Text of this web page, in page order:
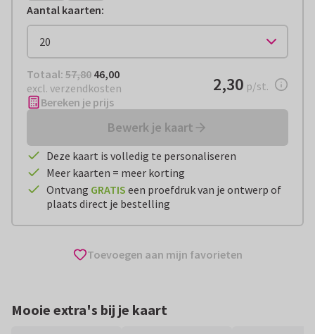
Aantal kaarten:
Totaal: € 46,00
Totaal: 57,80 46,00
excl. verzendkosten
€ 2,30per stuk
2,30 p/st.
Bereken je prijs
Bewerk je kaart
Deze kaart is volledig te personaliseren
Meer kaarten = meer korting
Ontvang GRATIS een proefdruk van je ontwerp of
plaats direct je bestelling
Toevoegen aan mijn favorieten
Mooie extra's bij je kaart